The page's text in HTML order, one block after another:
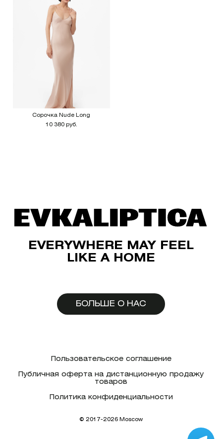
Сорочка Nude Long
10 380 руб.
EVERYWHERE MAY FEEL
LIKE A HOME
БОЛЬШЕ О НАС
Пользовательское соглашение
Публичная оферта на дистанционную продажу
товаров
Политика конфиденциальности
© 2017-2026 Moscow